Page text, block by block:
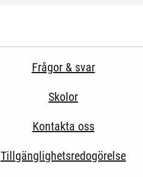
Frågor & svar
Skolor
Kontakta oss
Tillgänglighetsredogörelse